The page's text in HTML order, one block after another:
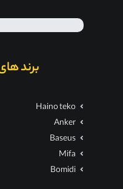
برند
Haino teko
Anker
Baseus
Mifa
Bomidi